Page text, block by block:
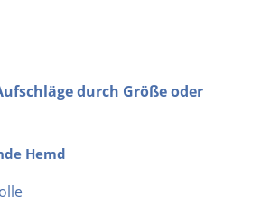
durch Größe oder
Hemd